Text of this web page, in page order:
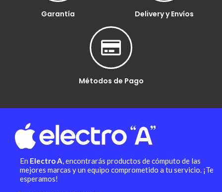
Garantía Delivery y Envíos
Métodos de Pago
En Electro A, encontrarás productos de cómputo de las
mejores marcas y un equipo comprometido a tu servicio. ¡Te
esperamos!